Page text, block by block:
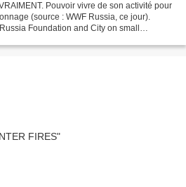
Pouvoir vivre de son activité pour
(source : WWF Russia, ce jour).
Foundation and City on small